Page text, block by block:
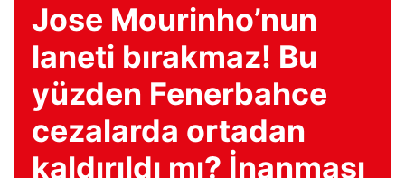
Jose Mourinho’nun
laneti bırakmaz! Bu
yüzden Fenerbahce
cezalarda ortadan
kaldırıldı mı? İnanması